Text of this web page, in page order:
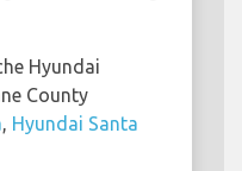
Hyundai
County
Hyundai Santa